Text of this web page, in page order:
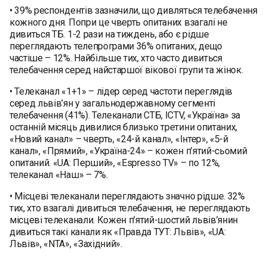
• 39% респондентів зазначили, що дивляться телебачення
кожного дня. Попри це чверть опитаних взагалі не
дивиться ТБ. 1-2 рази на тиждень, або є рідше
переглядають телепрограми 36% опитаних, дещо
частіше – 12%. Найбільше тих, хто часто дивиться
телебачення серед найстаршої вікової групи та жінок.
• Телеканал «1+1» – лідер серед частоти переглядів
серед львів’ян у загальнодержавному сегменті
телебачення (41%). Телеканали СТБ, ICTV, «Україна» за
останній місяць дивилися близько третини опитаних,
«Новий канал» – чверть, «24-й канал», «Інтер», «5-й
канал», «Прямий», «Україна-24» – кожен п’ятий-сьомий
опитаний. «UA: Перший», «Espresso TV» – по 12%,
телеканал «Наш» – 7%.
• Місцеві телеканали переглядають значно рідше. 32%
тих, хто взагалі дивиться телебачення, не переглядають
місцеві телеканали. Кожен п’ятий-шостий львів’янин
дивиться такі канали як «Правда ТУТ: Львів», «UA:
Львів», «NTA», «Західний».